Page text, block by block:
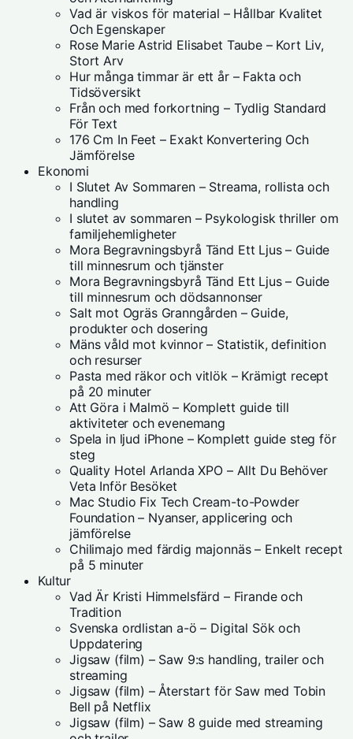
Vad är viskos för material – Hållbar Kvalitet
Och Egenskaper
Rose Marie Astrid Elisabet Taube – Kort Liv,
Stort Arv
Hur många timmar är ett år – Fakta och
Tidsöversikt
Från och med forkortning – Tydlig Standard
För Text
176 Cm In Feet – Exakt Konvertering Och
Jämförelse
Ekonomi
I Slutet Av Sommaren – Streama, rollista och
handling
I slutet av sommaren – Psykologisk thriller om
familjehemligheter
Mora Begravningsbyrå Tänd Ett Ljus – Guide
till minnesrum och tjänster
Mora Begravningsbyrå Tänd Ett Ljus – Guide
till minnesrum och dödsannonser
Salt mot Ogräs Granngården – Guide,
produkter och dosering
Mäns våld mot kvinnor – Statistik, definition
och resurser
Pasta med räkor och vitlök – Krämigt recept
på 20 minuter
Att Göra i Malmö – Komplett guide till
aktiviteter och evenemang
Spela in ljud iPhone – Komplett guide steg för
steg
Quality Hotel Arlanda XPO – Allt Du Behöver
Veta Inför Besöket
Mac Studio Fix Tech Cream-to-Powder
Foundation – Nyanser, applicering och
jämförelse
Chilimajo med färdig majonnäs – Enkelt recept
på 5 minuter
Kultur
Vad Är Kristi Himmelsfärd – Firande och
Tradition
Svenska ordlistan a-ö – Digital Sök och
Uppdatering
Jigsaw (film) – Saw 9:s handling, trailer och
streaming
Jigsaw (film) – Återstart för Saw med Tobin
Bell på Netflix
Jigsaw (film) – Saw 8 guide med streaming